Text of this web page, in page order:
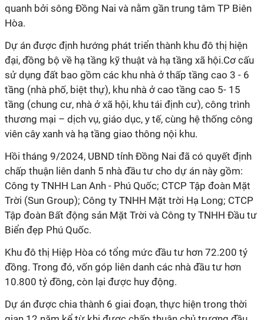
quanh bởi sông Đồng Nai và nằm gần trung tâm TP Biên
Hòa.
Dự án được định hướng phát triển thành khu đô thị hiện
đại, đồng bộ về hạ tầng kỹ thuật và hạ tầng xã hội.Cơ cấu
sử dụng đất bao gồm các khu nhà ở thấp tầng cao 3 - 6
tầng (nhà phố, biệt thự), khu nhà ở cao tầng cao 5- 15
tầng (chung cư, nhà ở xã hội, khu tái định cư), công trình
thương mại – dịch vụ, giáo dục, y tế, cùng hệ thống công
viên cây xanh và hạ tầng giao thông nội khu.
Hồi tháng 9/2024, UBND tỉnh Đồng Nai đã có quyết định
chấp thuận liên danh 5 nhà đầu tư cho dự án này gồm:
Công ty TNHH Lan Anh - Phú Quốc; CTCP Tập đoàn Mặt
Trời (Sun Group); Công ty TNHH Mặt trời Hạ Long; CTCP
Tập đoàn Bất động sản Mặt Trời và Công ty TNHH Đầu tư
Biển đẹp Phú Quốc.
Khu đô thị Hiệp Hòa có tổng mức đầu tư hơn 72.200 tỷ
đồng. Trong đó, vốn góp liên danh các nhà đầu tư hơn
10.800 tỷ đồng, còn lại được huy động.
Dự án được chia thành 6 giai đoạn, thực hiện trong thời